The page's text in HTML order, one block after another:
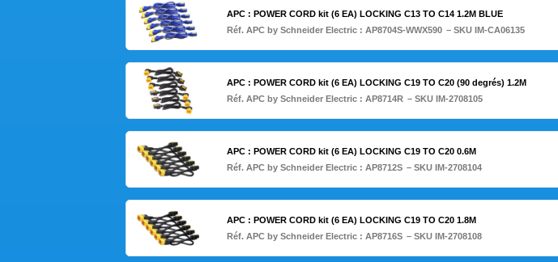
APC : POWER CORD kit (6 EA) LOCKING C13 TO C14 1.2M BLUE
Réf. APC by Schneider Electric : AP8704S-WWX590 – SKU IM-CA06135
APC : POWER CORD kit (6 EA) LOCKING C19 TO C20 (90 degrés) 1.2M
Réf. APC by Schneider Electric : AP8714R – SKU IM-2708105
APC : POWER CORD kit (6 EA) LOCKING C19 TO C20 0.6M
Réf. APC by Schneider Electric : AP8712S – SKU IM-2708104
APC : POWER CORD kit (6 EA) LOCKING C19 TO C20 1.8M
Réf. APC by Schneider Electric : AP8716S – SKU IM-2708108